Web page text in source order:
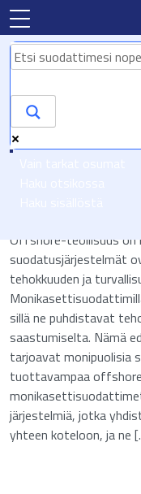
[rank_math_breadcrumb]
Offshore-teollisuus on
suodatusjärjestelmät
tehokkuuden ja
sillä ne puhdistavat
saastumiselta. Nämä
tarjoavat monipuolisia
tuottavampaa
järjestelmiä, jotka
yhteen koteloon, ja ne